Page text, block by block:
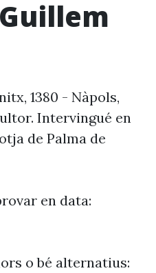
1380 - Nàpols,
Intervingué en
de Palma de
en data:
o bé alternatius: